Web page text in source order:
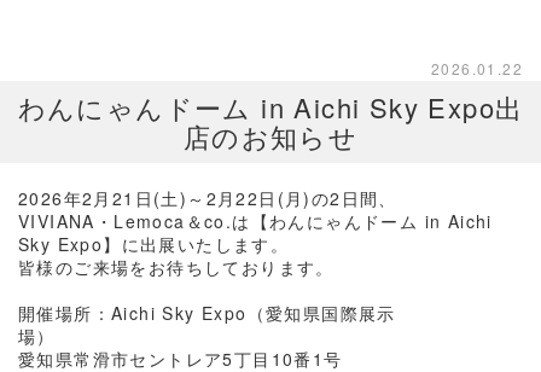
2026.01.22
わんにゃんドーム in Aichi Sky Expo出
店のお知らせ
2026年2月21日(土)～2月22日(月)の2日間、
VIVIANA・Lemoca＆co.は【わんにゃんドーム in Aichi
Sky Expo】に出展いたします。
皆様のご来場をお待ちしております。
開催場所：Aichi Sky Expo（愛知県国際展示
場）
愛知県常滑市セントレア5丁目10番1号